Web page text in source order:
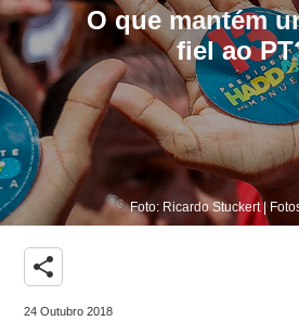
O que mantém
fiel ao
Foto: Ricardo Stuckert |
share
24 Outubro 2018